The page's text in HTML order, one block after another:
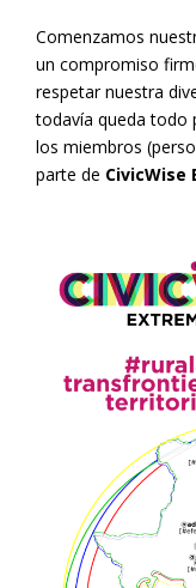
Comenzamos
un compromiso
respetar nuestra
todavía queda todo
los miembros
parte de CivicWise